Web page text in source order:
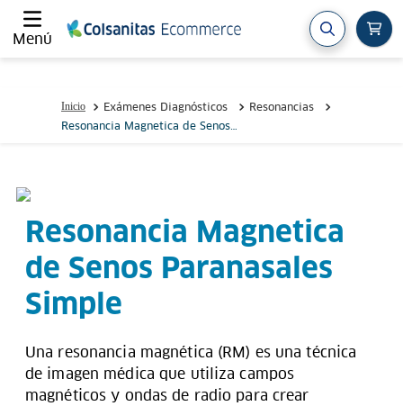
Menú
Exámenes Diagnósticos
Resonancias
Resonancia Magnetica de Senos
Resonancia Magnetica
de Senos Paranasales
Simple
Una resonancia magnética (RM) es una técnica
de imagen médica que utiliza campos
magnéticos y ondas de radio para crear